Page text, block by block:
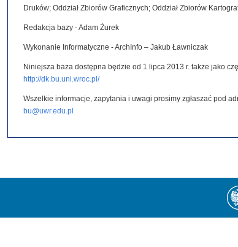
Druków; Oddział Zbiorów Graficznych; Oddział Zbiorów
Redakcja bazy - Adam Żurek
Wykonanie Informatyczne - ArchInfo – Jakub Ławniczak
Niniejsza baza dostępna będzie od 1 lipca 2013 r. także jako
http://dk.bu.uni.wroc.pl/
Wszelkie informacje, zapytania i uwagi prosimy zgłaszać pod
bu@uwr.edu.pl